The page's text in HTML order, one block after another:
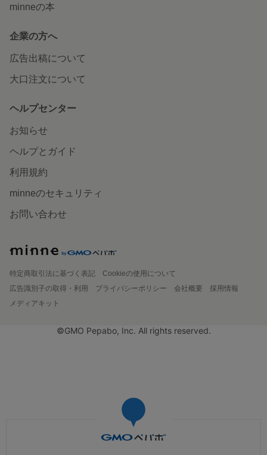
minneの本
企業の方へ
広告出稿について
大口注文について
ヘルプセンター
お知らせ
ヘルプとガイド
利用規約
minneのセキュリティ
お問い合わせ
特定商取引法に基づく表記
Cookieの使用について
広告識別子の取得・利用
プライバシーポリシー 会社概要
採用情報
メディアキット
©GMO Pepabo, Inc. All rights reserved.